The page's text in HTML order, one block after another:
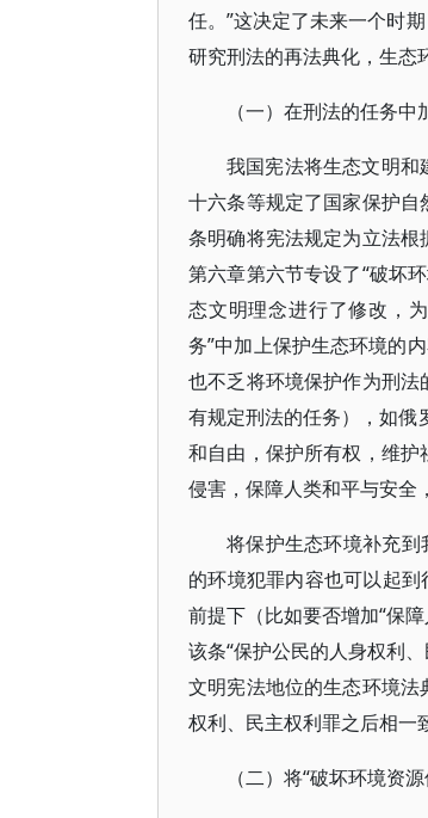
任。”这决定了未来一个时
研究刑法的再法典化，生态
（一）在刑法的任务
我国宪法将生态文明
十六条等规定了国家保护
条明确将宪法规定为立法
第六章第六节专设了“破坏
态文明理念进行了修改，
务”中加上保护生态环境的
也不乏将环境保护作为刑
有规定刑法的任务），如俄
和自由，保护所有权，维
侵害，保障人类和平与安全
将保护生态环境补充到
的环境犯罪内容也可以起
前提下（比如要否增加“保
该条“保护公民的人身权利
文明宪法地位的生态环境
权利、民主权利罪之后相一
（二）将“破坏环境资